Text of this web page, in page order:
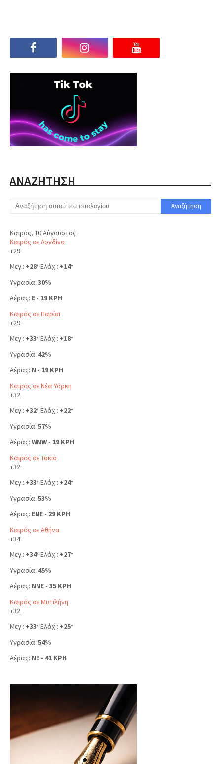
ΑΝΑΖΗΤΗΣΗ
Καιρός, 10 Αύγουστος
Καιρός σε Λονδίνο
+29
Μεγ.: +28° Ελάχ.: +14°
Υγρασία: 30%
Αέρας: E - 19 KPH
Καιρός σε Παρίσι
+29
Μεγ.: +33° Ελάχ.: +18°
Υγρασία: 42%
Αέρας: N - 19 KPH
Καιρός σε Νέα Υόρκη
+32
Μεγ.: +32° Ελάχ.: +22°
Υγρασία: 57%
Αέρας: WNW - 19 KPH
Καιρός σε Τόκιο
+32
Μεγ.: +33° Ελάχ.: +24°
Υγρασία: 53%
Αέρας: ENE - 29 KPH
Καιρός σε Αθήνα
+34
Μεγ.: +34° Ελάχ.: +27°
Υγρασία: 45%
Αέρας: NNE - 35 KPH
Καιρός σε Μυτιλήνη
+32
Μεγ.: +33° Ελάχ.: +25°
Υγρασία: 54%
Αέρας: NE - 41 KPH